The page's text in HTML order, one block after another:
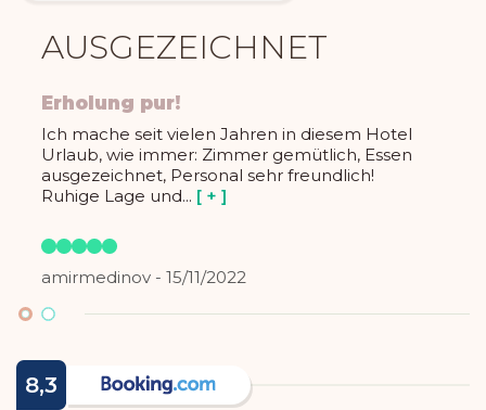
AUSGEZEICHNET
Erholung pur!
Ich mache seit vielen Jahren in diesem Hotel
Urlaub, wie immer: Zimmer gemütlich, Essen
ausgezeichnet, Personal sehr freundlich!
Ruhige Lage und... [ + ]
5
amirmedinov - 15/11/2022
8,3